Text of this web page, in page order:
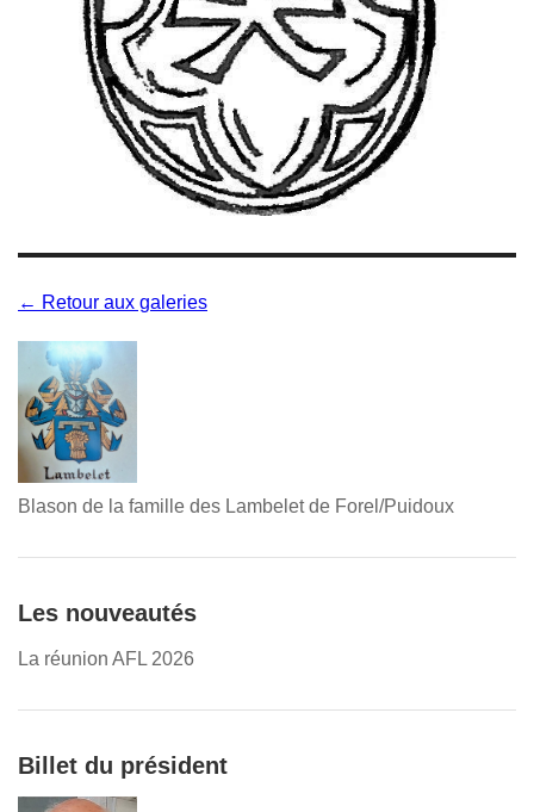
← Retour aux galeries
Blason de la famille des Lambelet de Forel/Puidoux
Les nouveautés
La réunion AFL 2026
Billet du président